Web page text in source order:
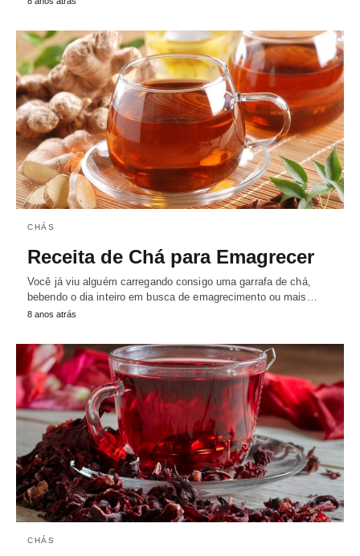
CHÁS
Receita de Chá para Emagrecer
Você já viu alguém carregando consigo uma garrafa de chá,
bebendo o dia inteiro em busca de emagrecimento ou mais…
8 anos atrás
CHÁS